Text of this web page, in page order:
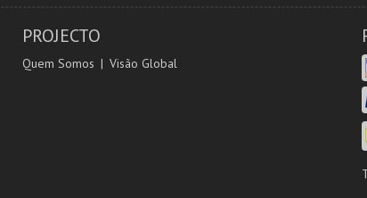
PROJECTO
Quem Somos Visão Global